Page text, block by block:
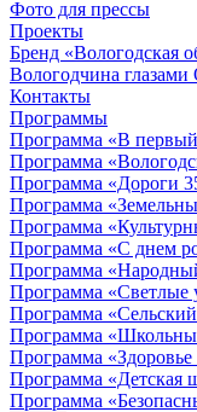
Фото для прессы
Проекты
Бренд «Вологодская
Вологодчина
Контакты
Программы
Программа «В первый
Программа
Программа «Дороги
Программа
Программа
Программа «С днем
Программа
Программа «Светлые
Программа
Программа
Программа
Программа «Детская
Программа